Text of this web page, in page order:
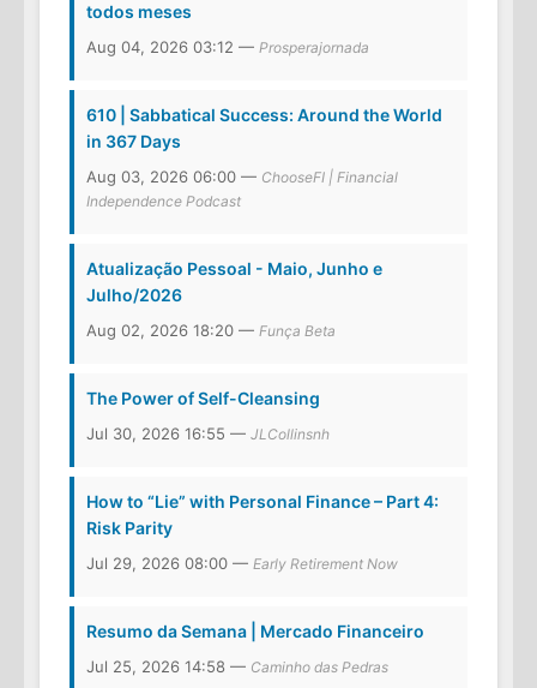
todos meses
Aug 04, 2026 03:12 — Prosperajornada
610 | Sabbatical Success: Around the World
in 367 Days
Aug 03, 2026 06:00 — ChooseFI | Financial
Independence Podcast
Atualização Pessoal - Maio, Junho e
Julho/2026
Aug 02, 2026 18:20 — Funça Beta
The Power of Self-Cleansing
Jul 30, 2026 16:55 — JLCollinsnh
How to “Lie” with Personal Finance – Part 4:
Risk Parity
Jul 29, 2026 08:00 — Early Retirement Now
Resumo da Semana | Mercado Financeiro
Jul 25, 2026 14:58 — Caminho das Pedras